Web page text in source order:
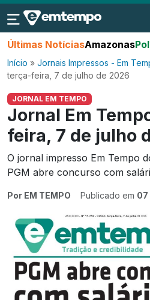
Últimas NotíciasAmazonas
Início » Jornais Impressos - Em
terça-feira, 7 de julho de 2026
JORNAL EM TEMPO
Jornal Em
feira, 7 de julho
O jornal impresso Em Tempo
PGM abre concurso com
Por EM TEMPO Publicado em 07